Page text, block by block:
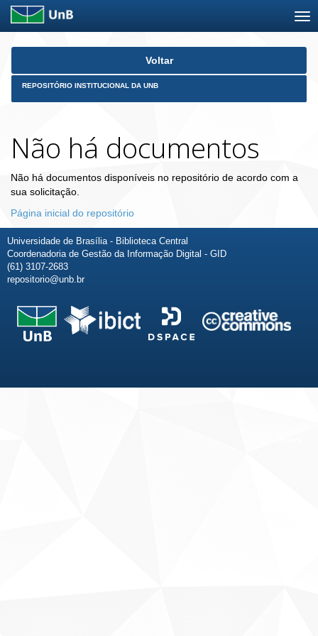
Skip
Voltar
REPOSITÓRIO INSTITUCIONAL DA UNB
Não há documentos
Não há documentos disponíveis no repositório de acordo com a
sua solicitação.
Página inicial do repositório
Universidade de Brasília - Biblioteca Central
Coordenadoria de Gestão da Informação Digital - GID
(61) 3107-2683
repositorio@unb.br